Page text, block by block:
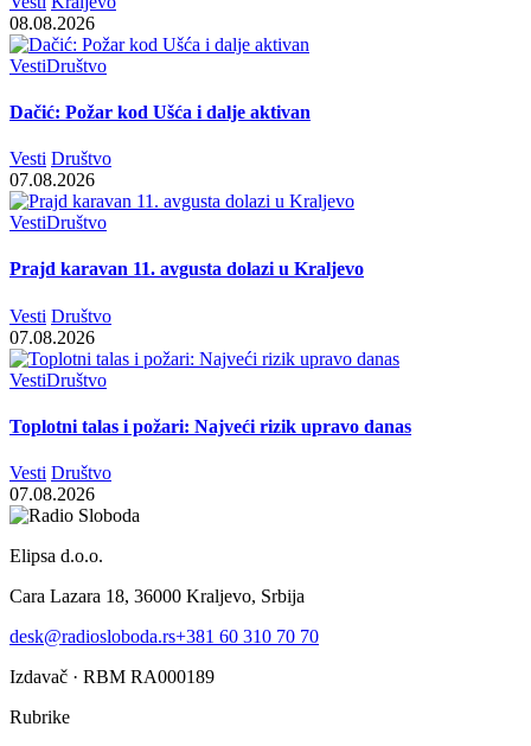
08.08.2026
VestiDruštvo
Dačić: Požar kod Ušća i dalje aktivan
Vesti Društvo
07.08.2026
VestiDruštvo
Prajd karavan 11. avgusta dolazi u Kraljevo
Vesti Društvo
07.08.2026
VestiDruštvo
Toplotni talas i požari: Najveći rizik upravo danas
Vesti Društvo
07.08.2026
Elipsa d.o.o.
Cara Lazara 18, 36000 Kraljevo, Srbija
desk@radiosloboda.rs+381 60 310 70 70
Izdavač · RBM RA000189
Rubrike